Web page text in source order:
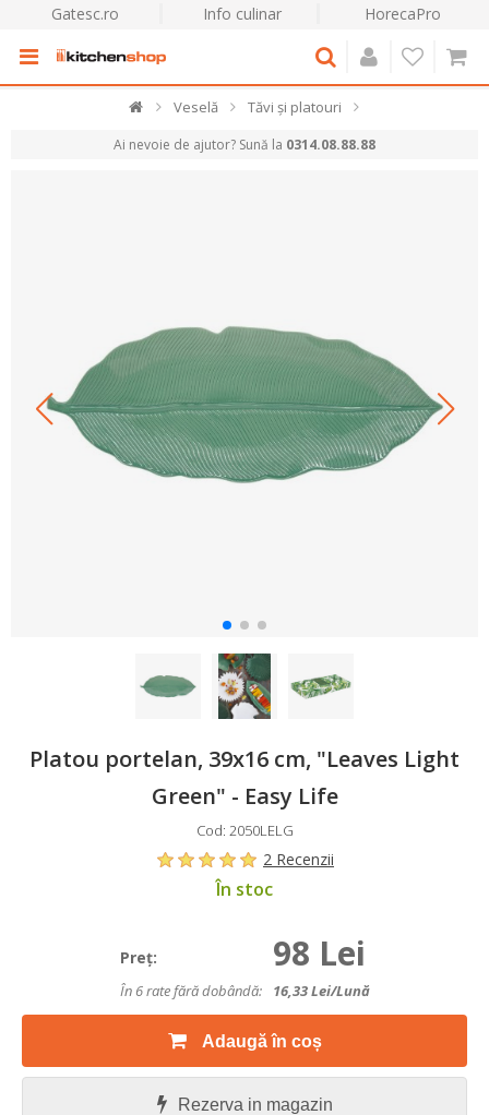
Gatesc.ro Info culinar HorecaPro
Veselă Tăvi și platouri
Ai nevoie de ajutor? Sună la 0314.08.88.88
Platou portelan, 39x16 cm, "Leaves Light
Green" - Easy Life
Cod: 2050LELG
2 Recenzii
În stoc
Preţ: 98 Lei
În 6 rate fără dobândă: 16,33Lei/lună
Adaugă în coș
Rezerva in magazin